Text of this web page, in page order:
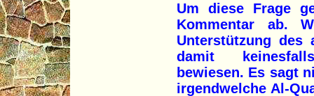
Um diese Frage
Kommentar ab.
Unterstützung des
damit
bewiesen. Es sagt
irgendwelche Al-